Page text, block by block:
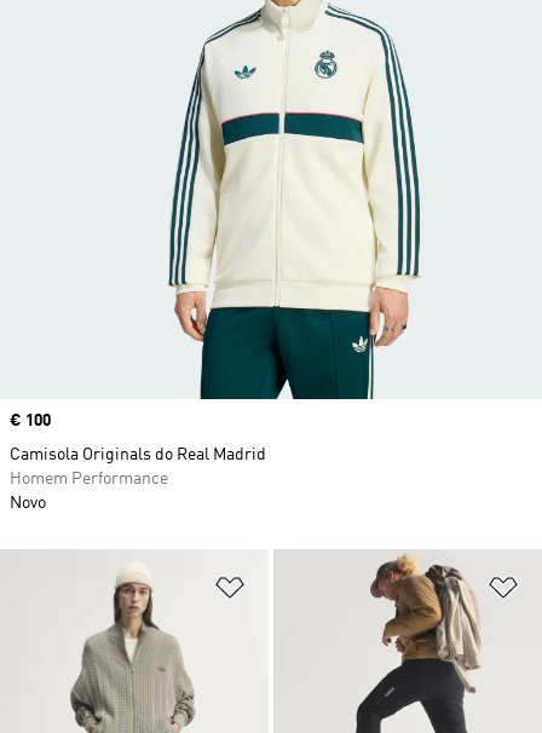
Adicionar à Lista de Desejos
Price
€ 100
Camisola Originals do Real Madrid
Homem Performance
Novo